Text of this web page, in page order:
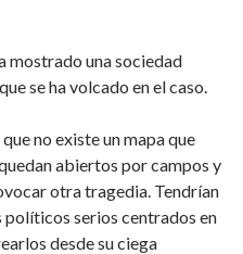
mostrado una sociedad
se ha volcado en el caso.
no existe un mapa que
abiertos por campos y
otra tragedia. Tendrían
políticos serios centrados en
desde su ciega